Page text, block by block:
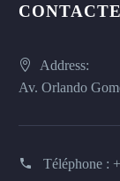
Address:
Av. Orlando
Téléphone :